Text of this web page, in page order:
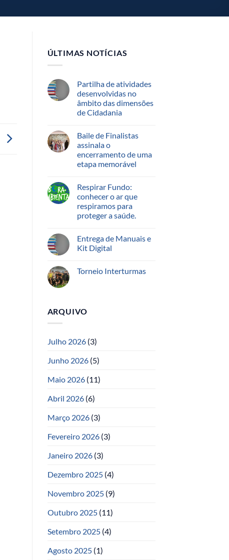
ÚLTIMAS NOTÍCIAS
Partilha de atividades
desenvolvidas no
âmbito das dimensões
de Cidadania
Baile de Finalistas
assinala o
encerramento de uma
etapa memorável
Respirar Fundo:
conhecer o ar que
respiramos para
proteger a saúde.
Entrega de Manuais e
Kit Digital
Torneio Interturmas
ARQUIVO
Julho 2026(3)
Junho 2026(5)
Maio 2026(11)
Abril 2026(6)
Março 2026(3)
Fevereiro 2026(3)
Janeiro 2026(3)
Dezembro 2025(4)
Novembro 2025(9)
Outubro 2025(11)
Setembro 2025(4)
Agosto 2025(1)